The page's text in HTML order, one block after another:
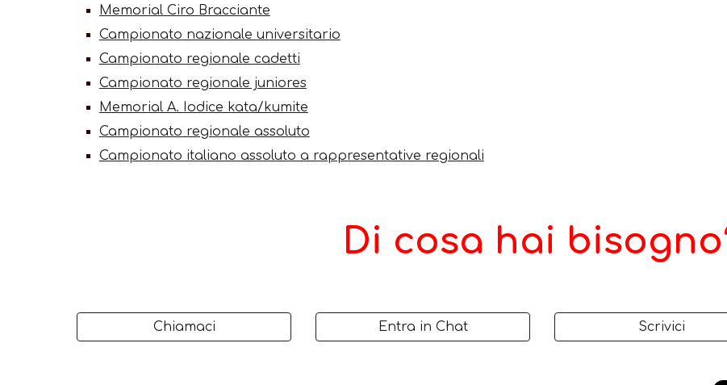
Memorial Ciro Bracciante
Campionato nazionale universitario
Campionato regionale cadetti
Campionato regionale juniores
Memorial A. Iodice kata/kumite
Campionato regionale assoluto
Campionato italiano assoluto a rappresentative regionali
Di cosa hai
Chiamaci Entra in Chat Scrivici